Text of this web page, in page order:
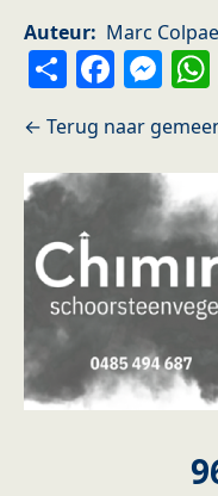
Auteur
Marc
Share